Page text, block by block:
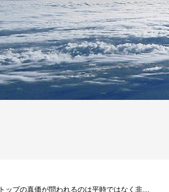
トップの真価が問われるのは平時ではなく非…